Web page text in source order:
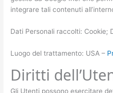
integrare tali contenuti
Dati Personali raccolti: Cookie;
Luogo del trattamento: USA –
Diritti
Gli Utenti possono esercitare